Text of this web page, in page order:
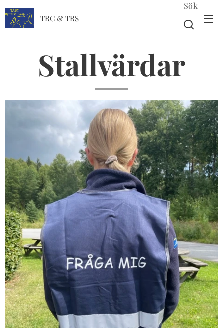
TRC & TRS
Sök
Stallvärdar